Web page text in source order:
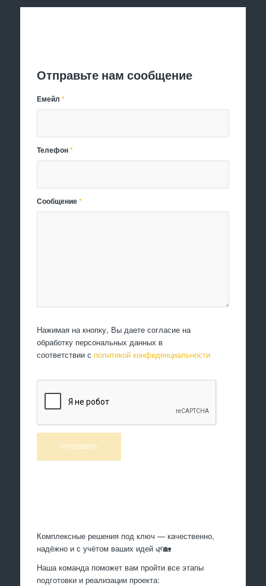
Отправьте нам сообщение
Емейл*
Телефон*
Сообщение*
Нажимая на кнопку, Вы даете согласие на
обработку персональных данных в
соответствии с политикой конфиденциальности
Комплексные решения под ключ — качественно,
надёжно и с учётом ваших идей 🌿🏡
Наша команда поможет вам пройти все этапы
подготовки и реализации проекта: